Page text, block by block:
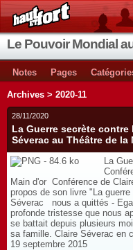
Le Pouvoir Mondial
Notes Pages
Archives > 2020-11
28/11/2020
La Guerre secrète
Séverac au Théâtre de la
La
Main d'or Conférence de
propos de son livre "La
Séverac nous a quittés -
profonde tristesse que nous
se battait depuis plusieurs
sa famille. Claire Séverac en
19 septembre 2015